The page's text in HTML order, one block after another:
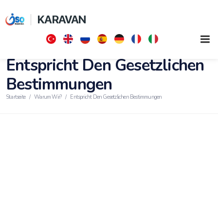
KARAVAN
Entspricht Den Gesetzlichen
Bestimmungen
Startseite Warum Wir? Entspricht Den Gesetzlichen Bestimmungen